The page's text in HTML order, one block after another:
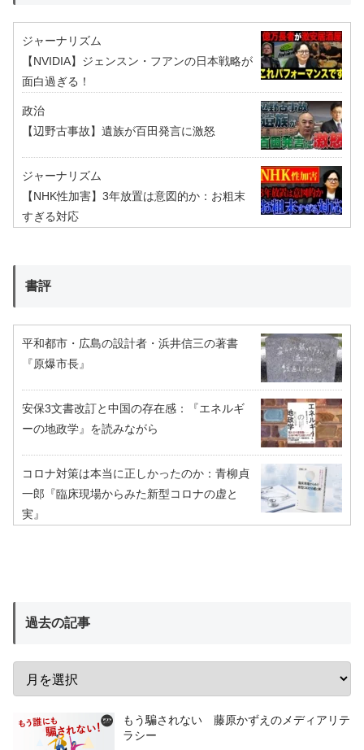
ジャーナリズム
【NVIDIA】ジェンスン・フアンの日本戦略が
面白過ぎる！
政治
【辺野古事故】遺族が百田発言に激怒
ジャーナリズム
【NHK性加害】3年放置は意図的か：お粗末
すぎる対応
書評
平和都市・広島の設計者・浜井信三の著書
『原爆市長』
安保3文書改訂と中国の存在感：『エネルギ
ーの地政学』を読みながら
コロナ対策は本当に正しかったのか：青柳貞
一郎『臨床現場からみた新型コロナの虚と
実』
過去の記事
もう騙されない 藤原かずえのメディアリテ
ラシー